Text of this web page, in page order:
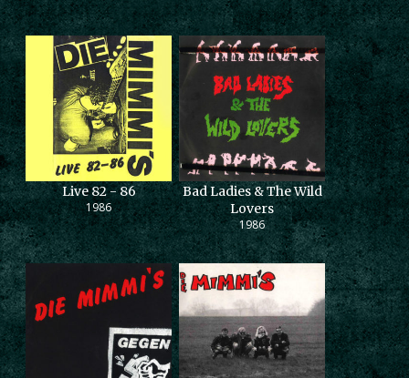
Live 82 - 86
1986
Bad Ladies & The Wild
Lovers
1986